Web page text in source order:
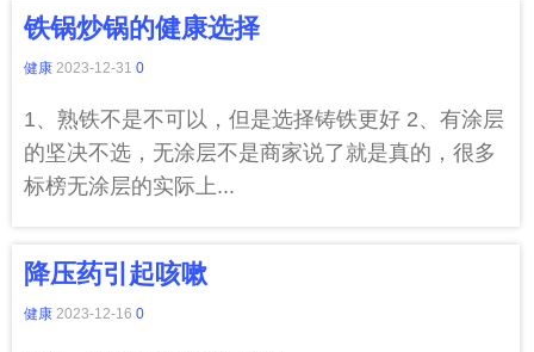
铁锅炒锅的健康选择
健康 2023-12-31 0
1、熟铁不是不可以，但是选择铸铁更好 2、有涂层
的坚决不选，无涂层不是商家说了就是真的，很多
标榜无涂层的实际上...
降压药引起咳嗽
健康 2023-12-16 0